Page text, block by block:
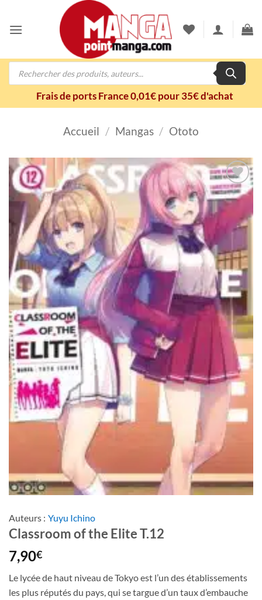
contenu
Recherche
Frais de ports France 0,01€ pour 35€ d'achat
Accueil / Mangas / Ototo
Ajouter
à la
wishlist
Auteurs : Yuyu Ichino
Classroom of the Elite T.12
7,90€
Le lycée de haut niveau de Tokyo est l’un des établissements
les plus réputés du pays, qui se targue d’un taux d’embauche